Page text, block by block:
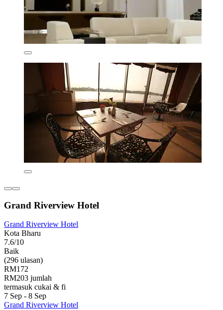
Grand Riverview Hotel
Grand Riverview Hotel
Kota Bharu
7.6/10
Baik
(296 ulasan)
RM172
RM203 jumlah
termasuk cukai & fi
7 Sep - 8 Sep
Grand Riverview Hotel